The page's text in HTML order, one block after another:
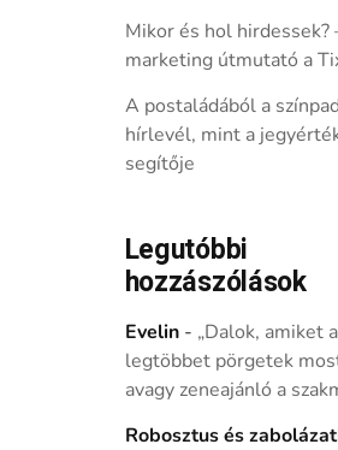
Mikor és hol hirdessek?
marketing útmutató a
A postaládából a
hírlevél, mint a
segítője
Legutóbbi
hozzászólások
Evelin- „Dalok, amiket a
legtöbbet pörgetek
avagy zeneajánló a
Robosztus és